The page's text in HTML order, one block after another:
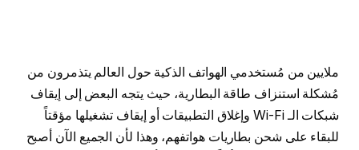
ملايين من مُستخدمي الهواتف الذكية حول العالم يتذمرون من
مُشكلة استنزاف طاقة البطارية، حيث يتجه البعض إلى إيقاف
شبكات الـ Wi-Fi وإغلاق التطبيقات أو إيقاف تشغيلها مؤقتاً
للبقاء على شحن بطاريات هواتفهم، وهذا لأن الجميع الآن أصبح